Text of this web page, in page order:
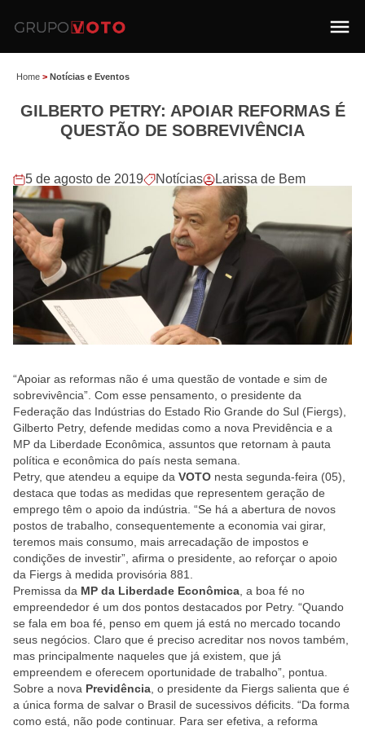
Home > Notícias e Eventos
GILBERTO PETRY: APOIAR REFORMAS É
QUESTÃO DE SOBREVIVÊNCIA
5 de agosto de 2019 Notícias Larissa de Bem
“Apoiar as reformas não é uma questão de vontade e sim de
sobrevivência”. Com esse pensamento, o presidente da
Federação das Indústrias do Estado Rio Grande do Sul (Fiergs),
Gilberto Petry, defende medidas como a nova Previdência e a
MP da Liberdade Econômica, assuntos que retornam à pauta
política e econômica do país nesta semana.
Petry, que atendeu a equipe da VOTO nesta segunda-feira (05),
destaca que todas as medidas que representem geração de
emprego têm o apoio da indústria. “Se há a abertura de novos
postos de trabalho, consequentemente a economia vai girar,
teremos mais consumo, mais arrecadação de impostos e
condições de investir”, afirma o presidente, ao reforçar o apoio
da Fiergs à medida provisória 881.
Premissa da MP da Liberdade Econômica , a boa fé no
empreendedor é um dos pontos destacados por Petry. “Quando
se fala em boa fé, penso em quem já está no mercado tocando
seus negócios. Claro que é preciso acreditar nos novos também,
mas principalmente naqueles que já existem, que já
empreendem e oferecem oportunidade de trabalho”, pontua.
Sobre a nova Previdência , o presidente da Fiergs salienta que é
a única forma de salvar o Brasil de sucessivos déficits. “Da forma
como está, não pode continuar. Para ser efetiva, a reforma